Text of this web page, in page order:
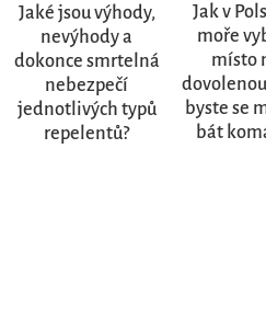
Jaké jsou výhody,
nevýhody a
dokonce smrtelná
nebezpečí
jednotlivých typů
repelentů?
Jak v
moře
místo
byste se
bát